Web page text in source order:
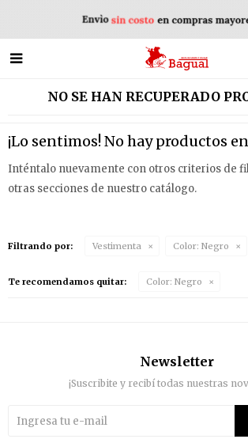

NO SE HAN RECUPERADO
¡Lo sentimos! No hay productos
Inténtalo nuevamente con otros criterios de
otras secciones de nuestro catálogo.
Filtrando por: Vestimenta Color: Negro
Te recomendamos quitar: Color: Negro
Newsletter
¡Suscribite y recibí todas nuestras